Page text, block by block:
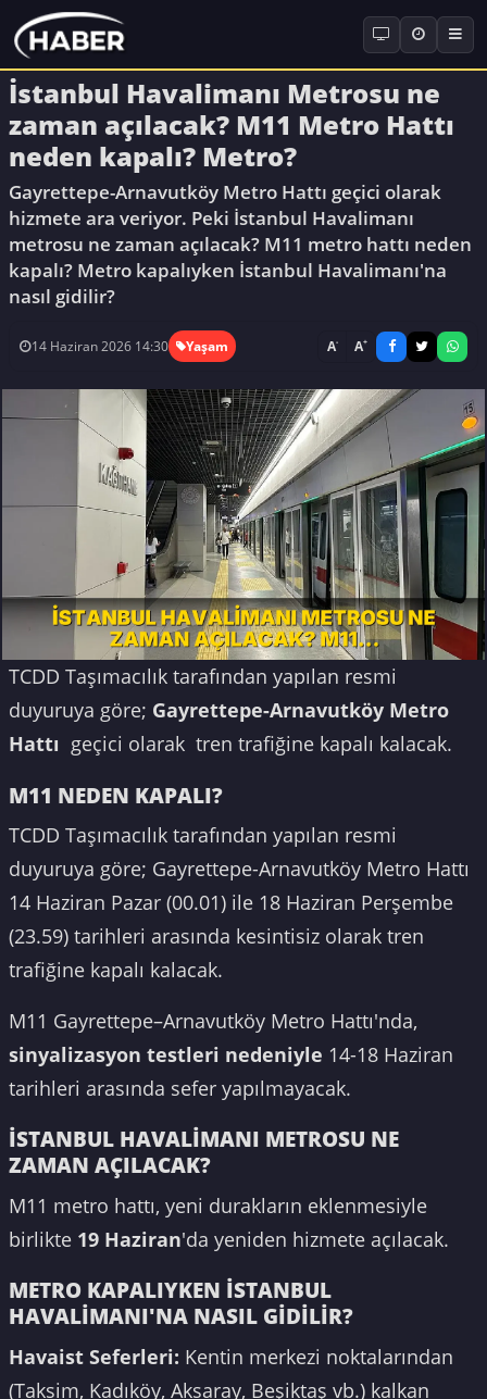
İstanbul Havalimanı Metrosu ne
zaman açılacak? M11 Metro Hattı
neden kapalı? Metro?
Gayrettepe-Arnavutköy Metro Hattı geçici olarak
hizmete ara veriyor. Peki İstanbul Havalimanı
metrosu ne zaman açılacak? M11 metro hattı neden
kapalı? Metro kapalıyken İstanbul Havalimanı'na
nasıl gidilir?
14 Haziran 2026 14:30 Yaşam A- A+
TCDD Taşımacılık tarafından yapılan resmi
duyuruya göre; Gayrettepe-Arnavutköy Metro
Hattı geçici olarak tren trafiğine kapalı kalacak.
M11 NEDEN KAPALI?
TCDD Taşımacılık tarafından yapılan resmi
duyuruya göre; Gayrettepe-Arnavutköy Metro Hattı
14 Haziran Pazar (00.01) ile 18 Haziran Perşembe
(23.59) tarihleri arasında kesintisiz olarak tren
trafiğine kapalı kalacak.
M11 Gayrettepe–Arnavutköy Metro Hattı'nda,
sinyalizasyon testleri nedeniyle 14-18 Haziran
tarihleri arasında sefer yapılmayacak.
İSTANBUL HAVALİMANI METROSU NE
ZAMAN AÇILACAK?
M11 metro hattı, yeni durakların eklenmesiyle
birlikte 19 Haziran'da yeniden hizmete açılacak.
METRO KAPALIYKEN İSTANBUL
HAVALİMANI'NA NASIL GİDİLİR?
Havaist Seferleri: Kentin merkezi noktalarından
(Taksim, Kadıköy, Aksaray, Beşiktaş vb.) kalkan